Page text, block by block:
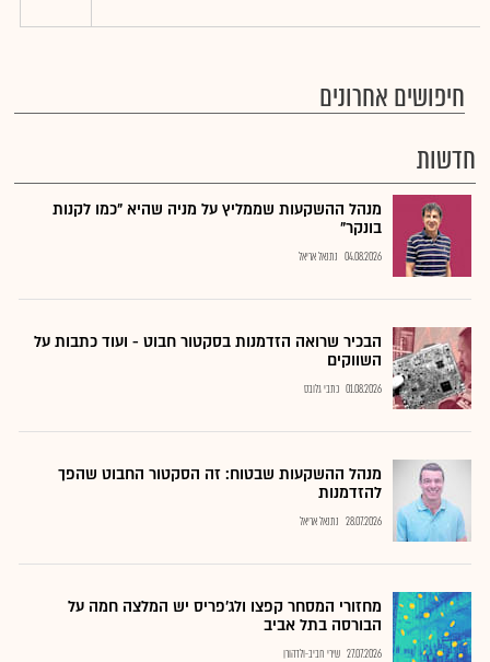
חיפושים אחרונים
חדשות
מנהל ההשקעות שממליץ על מניה שהיא "כמו לקנות
בונקר"
04.08.2026 נתנאל אריאל
הבכיר שרואה הזדמנות בסקטור חבוט - ועוד כתבות על
השווקים
01.08.2026 כתבי גלובס
מנהל ההשקעות שבטוח: זה הסקטור החבוט שהפך
להזדמנות
28.07.2026 נתנאל אריאל
מחזורי המסחר קפצו ולג'פריס יש המלצה חמה על
הבורסה בתל אביב
27.07.2026 שירי חביב-ולדהורן